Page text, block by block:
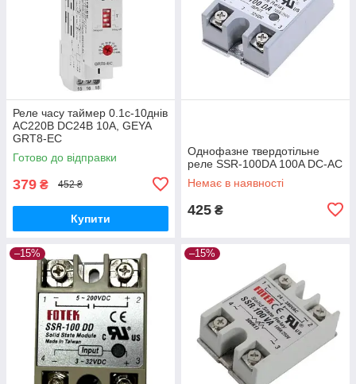
Реле часу таймер 0.1с-10днів
AC220В DC24В 10A, GEYA
GRT8-EC
Готово до відправки
379 ₴ 452 ₴
Купити
Однофазне твердотільне
реле SSR-100DA 100A DC-AC
Немає в наявності
425 ₴
–15% –15%